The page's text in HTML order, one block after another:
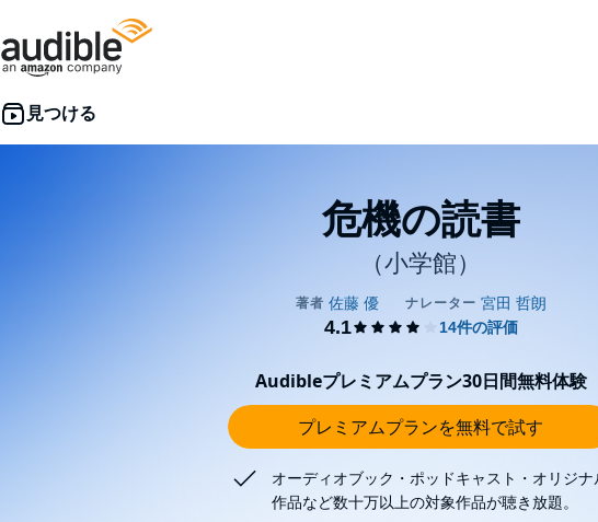
危機の読書
（小学館）
Audibleプレミアムプラン30日間無料体験
プレミアムプランを無料で試す
オーディオブック・ポッドキャスト・オリジナ
作品など数十万以上の対象作品が聴き放題。